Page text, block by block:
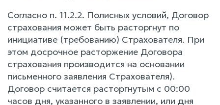
Согласно п. 11.2.2. Полисных условий, Договор
страхования может быть расторгнут по
инициативе (требованию) Страхователя. При
этом досрочное расторжение Договора
страхования производится на основании
письменного заявления Страхователя).
Договор считается расторгнутым с 00:00
часов дня, указанного в заявлении, или дня